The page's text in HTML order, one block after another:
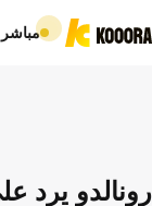
مباشر
رونالدو يرد